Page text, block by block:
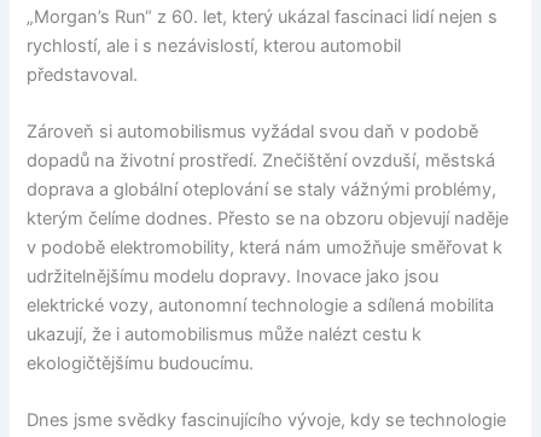
„Morgan’s Run“ z 60. let, který ukázal fascinaci lidí nejen s
rychlostí, ale i s nezávislostí, kterou automobil
představoval.
Zároveň si automobilismus vyžádal svou daň v podobě
dopadů na životní prostředí. Znečištění ovzduší, městská
doprava a globální oteplování se staly vážnými problémy,
kterým čelíme dodnes. Přesto se na obzoru objevují naděje
v podobě elektromobility, která nám umožňuje směřovat k
udržitelnějšímu modelu dopravy. Inovace jako jsou
elektrické vozy, autonomní technologie a sdílená mobilita
ukazují, že i automobilismus může nalézt cestu k
ekologičtějšímu budoucímu.
Dnes jsme svědky fascinujícího vývoje, kdy se technologie